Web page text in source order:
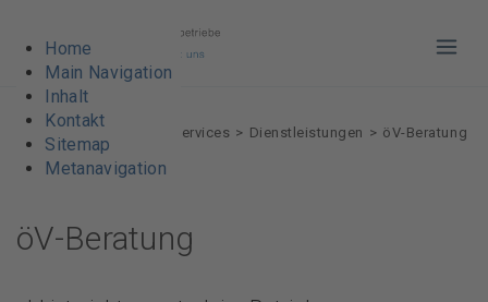
Home
Main Navigation
Inhalt
Kontakt
Sitemap
Metanavigation
Angebote & Services Dienstleistungen öV-Beratung
öV-Beratung